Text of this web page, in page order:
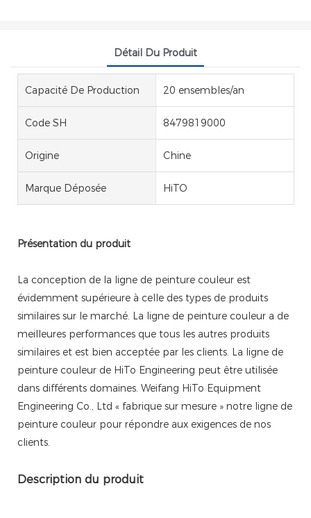
Détail Du Produit
Capacité De Production 20 ensembles/an
Code SH 8479819000
Origine Chine
Marque Déposée HiTO
Présentation du produit
La conception de la ligne de peinture couleur est
évidemment supérieure à celle des types de produits
similaires sur le marché. La ligne de peinture couleur a de
meilleures performances que tous les autres produits
similaires et est bien acceptée par les clients. La ligne de
peinture couleur de HiTo Engineering peut être utilisée
dans différents domaines. Weifang HiTo Equipment
Engineering Co., Ltd « fabrique sur mesure » notre ligne de
peinture couleur pour répondre aux exigences de nos
clients.
Description du produit